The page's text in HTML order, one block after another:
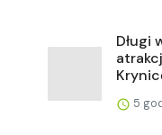
Długi
5